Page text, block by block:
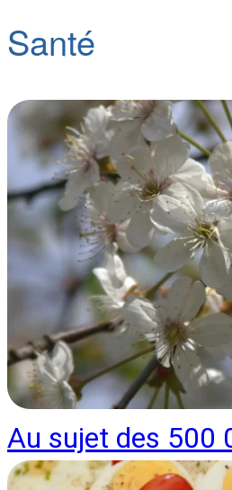
Santé
Au sujet des 500